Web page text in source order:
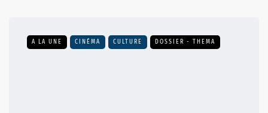
A LA UNE CINÉMA CULTURE DOSSIER - THEMA